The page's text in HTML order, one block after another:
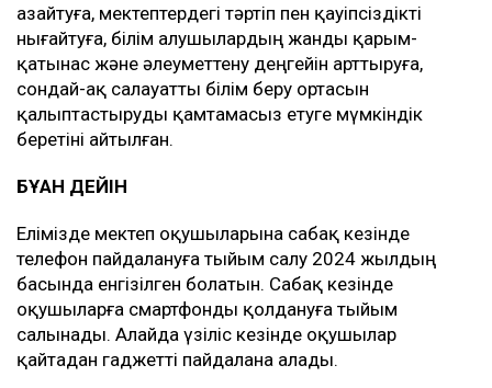
азайтуға, мектептердегі тәртіп пен қауіпсіздікті
нығайтуға, білім алушылардың жанды қарым-
қатынас және әлеуметтену деңгейін арттыруға,
сондай-ақ салауатты білім беру ортасын
қалыптастыруды қамтамасыз етуге мүмкіндік
беретіні айтылған.
БҰҒАН ДЕЙІН
Елімізде мектеп оқушыларына сабақ кезінде
телефон пайдалануға тыйым салу 2024 жылдың
басында енгізілген болатын. Сабақ кезінде
оқушыларға смартфонды қолдануға тыйым
салынады. Алайда үзіліс кезінде оқушылар
қайтадан гаджетті пайдалана алады.